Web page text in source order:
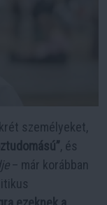
személyeket,
, és
– már korábban